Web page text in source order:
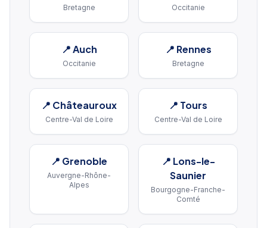
Bretagne Occitanie
📍Auch
Occitanie
📍 Rennes
Bretagne
📍 Châteauroux
Centre-Val de Loire
📍 Tours
Centre-Val de Loire
📍 Grenoble
Auvergne-Rhône-
Alpes
📍 Lons-le-
Saunier
Bourgogne-Franche-
Comté